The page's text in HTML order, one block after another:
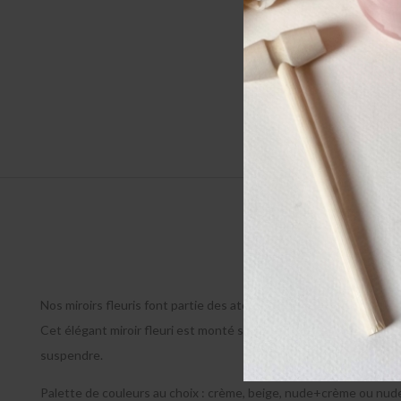
Nos miroirs fleuris font partie des atouts charme de la
Cet élégant miroir fleuri est monté sur chaînette. Son cadre en
suspendre.
Palette de couleurs au choix : crème, beige, nude+crème ou